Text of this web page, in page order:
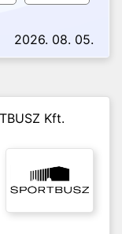
2026. 08. 05.
Kft.